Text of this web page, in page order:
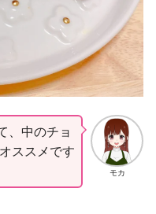
モカ
、中のチョ
ススメです